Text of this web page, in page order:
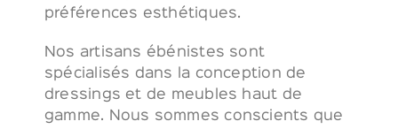
préférences esthétiques.
Nos artisans ébénistes sont
spécialisés dans la conception de
dressings et de meubles haut de
gamme. Nous sommes conscients que